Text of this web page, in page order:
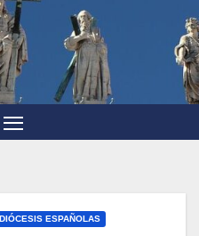
DIÓCESIS ESPAÑOLAS